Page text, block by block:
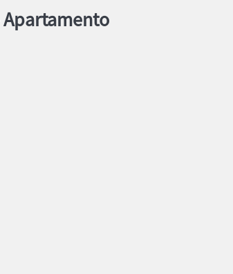
Apartamento